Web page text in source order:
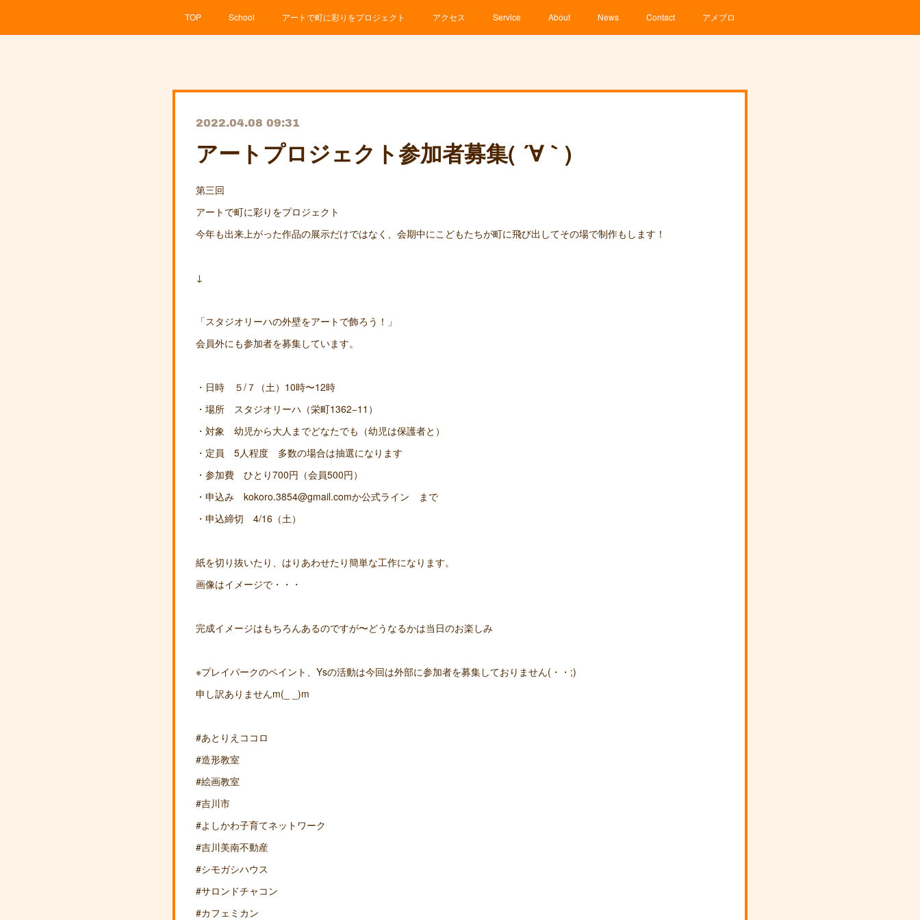
TOP School アートで町に彩りをプロジェクト アクセス Service About News Contact アメブロ
2022.04.08 09:31
アートプロジェクト参加者募集( ´∀｀)
第三回
アートで町に彩りをプロジェクト
今年も出来上がった作品の展示だけではなく、会期中にこどもたちが町に飛び出してその場で制作もします！
↓
「スタジオリーハの外壁をアートで飾ろう！」
会員外にも参加者を募集しています。
・日時 ５/７（土）10時〜12時
・場所 スタジオリーハ（栄町1362−11）
・対象 幼児から大人までどなたでも（幼児は保護者と）
・定員 5人程度 多数の場合は抽選になります
・参加費 ひとり700円（会員500円）
・申込み kokoro.3854@gmail.comか公式ライン まで
・申込締切 4/16（土）
紙を切り抜いたり、はりあわせたり簡単な工作になります。
画像はイメージで・・・
完成イメージはもちろんあるのですが〜どうなるかは当日のお楽しみ
※プレイパークのペイント、Ysの活動は今回は外部に参加者を募集しておりません(・・;)
申し訳ありませんm(_ _)m
#あとりえココロ
#造形教室
#絵画教室
#吉川市
#よしかわ子育てネットワーク
#吉川美南不動産
#シモガシハウス
#サロンドチャコン
#カフェミカン